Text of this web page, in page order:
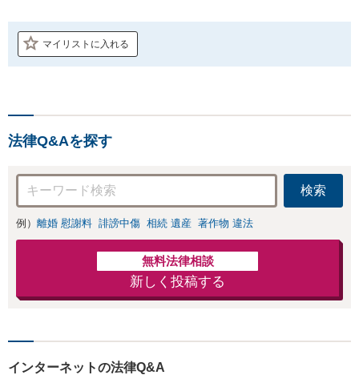
マイリストに入れる
法律Q&Aを探す
検索
例） 離婚 慰謝料 誹謗中傷 相続 遺産 著作物 違法
無料法律相談
新しく投稿する
インターネットの法律Q&A